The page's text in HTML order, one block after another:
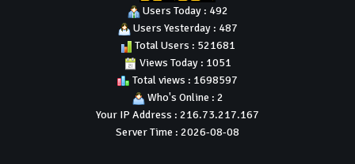
Users Today : 492
Users Yesterday : 487
Total Users : 521681
Views Today : 1051
Total views : 1698597
Who's Online : 2
Your IP Address : 216.73.217.167
Server Time : 2026-08-08